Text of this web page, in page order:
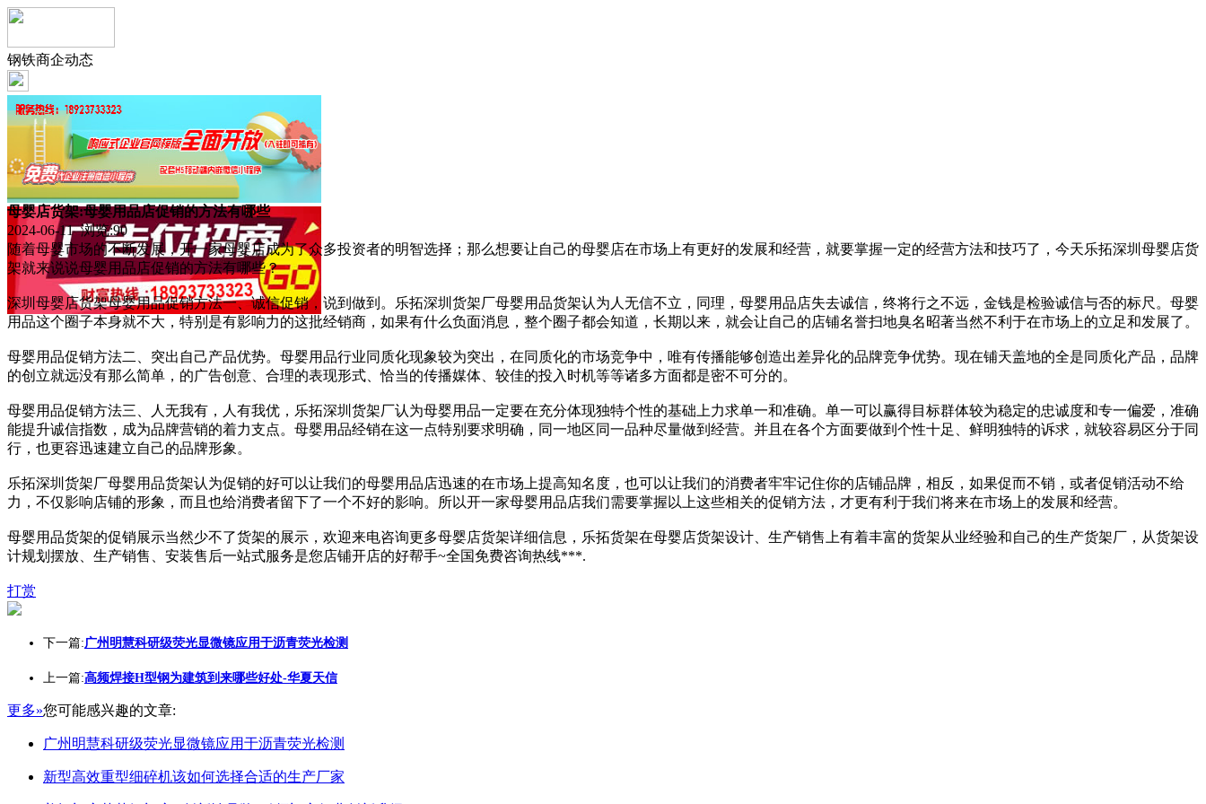
钢铁商企动态
母婴店货架:母婴用品店促销的方法有哪些
2024-06-11 浏览:90
随着母婴市场的不断发展，开一家母婴店成为了众多投资者的明智选择；那么想要让自己的母婴店在市场上有更好的发展和经营，就要掌握一定的经营方法和技巧了，今天乐拓深圳母婴店货
架就来说说母婴用品店促销的方法有哪些？
深圳母婴店货架母婴用品促销方法一、诚信促销，说到做到。乐拓深圳货架厂母婴用品货架认为人无信不立，同理，母婴用品店失去诚信，终将行之不远，金钱是检验诚信与否的标尺。母婴
用品这个圈子本身就不大，特别是有影响力的这批经销商，如果有什么负面消息，整个圈子都会知道，长期以来，就会让自己的店铺名誉扫地臭名昭著当然不利于在市场上的立足和发展了。
母婴用品促销方法二、突出自己产品优势。母婴用品行业同质化现象较为突出，在同质化的市场竞争中，唯有传播能够创造出差异化的品牌竞争优势。现在铺天盖地的全是同质化产品，品牌
的创立就远没有那么简单，的广告创意、合理的表现形式、恰当的传播媒体、较佳的投入时机等等诸多方面都是密不可分的。
母婴用品促销方法三、人无我有，人有我优，乐拓深圳货架厂认为母婴用品一定要在充分体现独特个性的基础上力求单一和准确。单一可以赢得目标群体较为稳定的忠诚度和专一偏爱，准确
能提升诚信指数，成为品牌营销的着力支点。母婴用品经销在这一点特别要求明确，同一地区同一品种尽量做到经营。并且在各个方面要做到个性十足、鲜明独特的诉求，就较容易区分于同
行，也更容迅速建立自己的品牌形象。
乐拓深圳货架厂母婴用品货架认为促销的好可以让我们的母婴用品店迅速的在市场上提高知名度，也可以让我们的消费者牢牢记住你的店铺品牌，相反，如果促而不销，或者促销活动不给
力，不仅影响店铺的形象，而且也给消费者留下了一个不好的影响。所以开一家母婴用品店我们需要掌握以上这些相关的促销方法，才更有利于我们将来在市场上的发展和经营。
母婴用品货架的促销展示当然少不了货架的展示，欢迎来电咨询更多母婴店货架详细信息，乐拓货架在母婴店货架设计、生产销售上有着丰富的货架从业经验和自己的生产货架厂，从货架设
计规划摆放、生产销售、安装售后一站式服务是您店铺开店的好帮手~全国免费咨询热线***.
打赏
下一篇:广州明慧科研级荧光显微镜应用于沥青荧光检测
上一篇:高频焊接H型钢为建筑到来哪些好处-华夏天信
更多»您可能感兴趣的文章:
广州明慧科研级荧光显微镜应用于沥青荧光检测
新型高效重型细碎机该如何选择合适的生产厂家